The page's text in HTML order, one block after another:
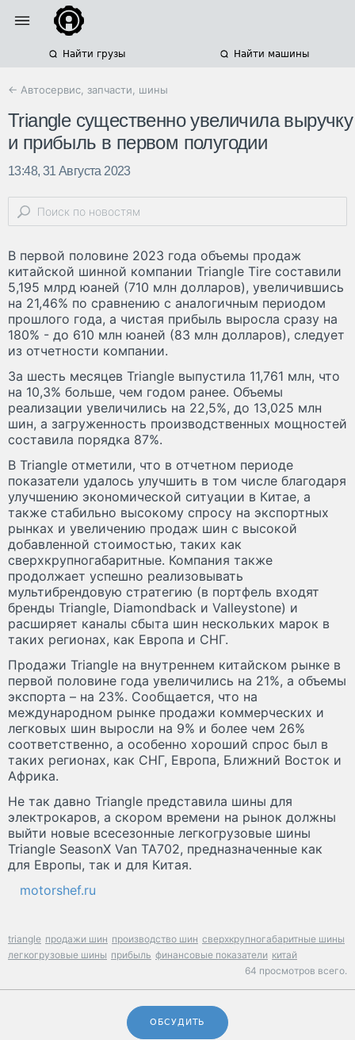
Найти грузы Найти машины
← Автосервис, запчасти, шины
Triangle существенно увеличила выручку
и прибыль в первом полугодии
13:48, 31 Августа 2023
В первой половине 2023 года объемы продаж
китайской шинной компании Triangle Tire составили
5,195 млрд юаней (710 млн долларов), увеличившись
на 21,46% по сравнению с аналогичным периодом
прошлого года, а чистая прибыль выросла сразу на
180% - до 610 млн юаней (83 млн долларов), следует
из отчетности компании.
За шесть месяцев Triangle выпустила 11,761 млн, что
на 10,3% больше, чем годом ранее. Объемы
реализации увеличились на 22,5%, до 13,025 млн
шин, а загруженность производственных мощностей
составила порядка 87%.
В Triangle отметили, что в отчетном периоде
показатели удалось улучшить в том числе благодаря
улучшению экономической ситуации в Китае, а
также стабильно высокому спросу на экспортных
рынках и увеличению продаж шин с высокой
добавленной стоимостью, таких как
сверхкрупногабаритные. Компания также
продолжает успешно реализовывать
мультибрендовую стратегию (в портфель входят
бренды Triangle, Diamondback и Valleystone) и
расширяет каналы сбыта шин нескольких марок в
таких регионах, как Европа и СНГ.
Продажи Triangle на внутреннем китайском рынке в
первой половине года увеличились на 21%, а объемы
экспорта – на 23%. Сообщается, что на
международном рынке продажи коммерческих и
легковых шин выросли на 9% и более чем 26%
соответственно, а особенно хороший спрос был в
таких регионах, как СНГ, Европа, Ближний Восток и
Африка.
Не так давно Triangle представила шины для
электрокаров, а скором времени на рынок должны
выйти новые всесезонные легкогрузовые шины
Triangle SeasonX Van TA702, предназначенные как
для Европы, так и для Китая.
motorshef.ru
triangle продажи шин производство шин сверхкрупногабаритные шины
легкогрузовые шины прибыль финансовые показатели китай
64 просмотров всего.
ОБСУДИТЬ